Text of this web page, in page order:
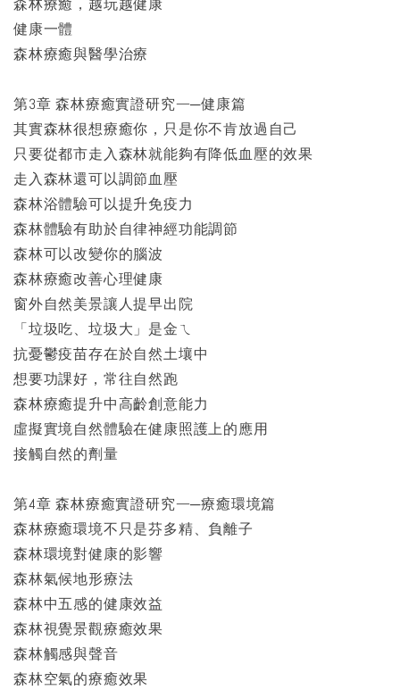
森林療癒，越玩越健康
健康一體
森林療癒與醫學治療
第3章 森林療癒實證研究—─健康篇
其實森林很想療癒你，只是你不肯放過自己
只要從都市走入森林就能夠有降低血壓的效果
走入森林還可以調節血壓
森林浴體驗可以提升免疫力
森林體驗有助於自律神經功能調節
森林可以改變你的腦波
森林療癒改善心理健康
窗外自然美景讓人提早出院
「垃圾吃、垃圾大」是金ㄟ
抗憂鬱疫苗存在於自然土壤中
想要功課好，常往自然跑
森林療癒提升中高齡創意能力
虛擬實境自然體驗在健康照護上的應用
接觸自然的劑量
第4章 森林療癒實證研究—─療癒環境篇
森林療癒環境不只是芬多精、負離子
森林環境對健康的影響
森林氣候地形療法
森林中五感的健康效益
森林視覺景觀療癒效果
森林觸感與聲音
森林空氣的療癒效果